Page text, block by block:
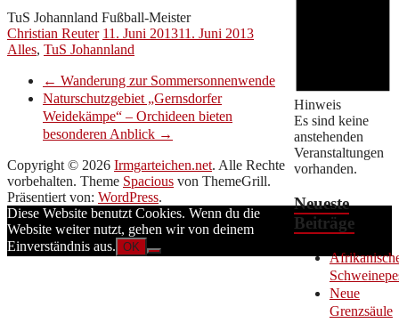
TuS Johannland Fußball-Meister
Christian Reuter 11. Juni 201311. Juni 2013
Alles, TuS Johannland
← Wanderung zur Sommersonnenwende
Naturschutzgebiet „Gernsdorfer
Weidekämpe“ – Orchideen bieten
besonderen Anblick →
Hinweis
Es sind keine
anstehenden
Veranstaltungen
vorhanden.
Neueste
Beiträge
Neue
Grenzsäule
Copyright © 2026 Irmgarteichen.net. Alle Rechte
vorbehalten. Theme Spacious von ThemeGrill.
Präsentiert von: WordPress.
Diese Website benutzt Cookies. Wenn du die
Website weiter nutzt, gehen wir von deinem
Einverständnis aus. OK